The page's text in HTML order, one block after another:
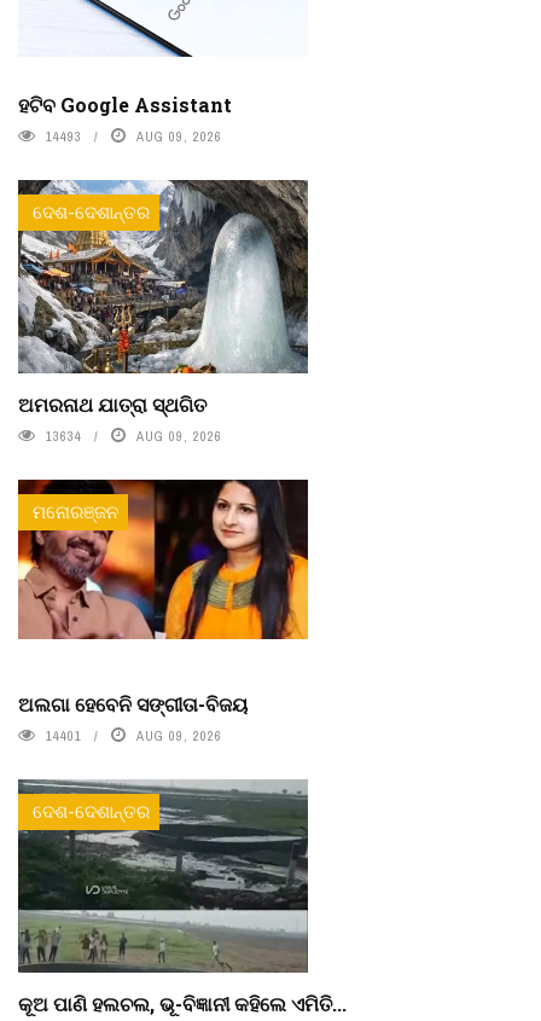
ହଟିବ Google Assistant
14493 AUG 09, 2026
ଦେଶ-ଦେଶାନ୍ତର
ଅମରନାଥ ଯାତ୍ରା ସ୍ଥଗିତ
13634 AUG 09, 2026
ମନୋରଞ୍ଜନ
ଅଲଗା ହେବେନି ସଙ୍ଗୀତା-ବିଜୟ
14401 AUG 09, 2026
ଦେଶ-ଦେଶାନ୍ତର
କୂଅ ପାଣି ହଲଚଲ, ଭୂ-ବିଜ୍ଞାନୀ କହିଲେ ଏମିତି...